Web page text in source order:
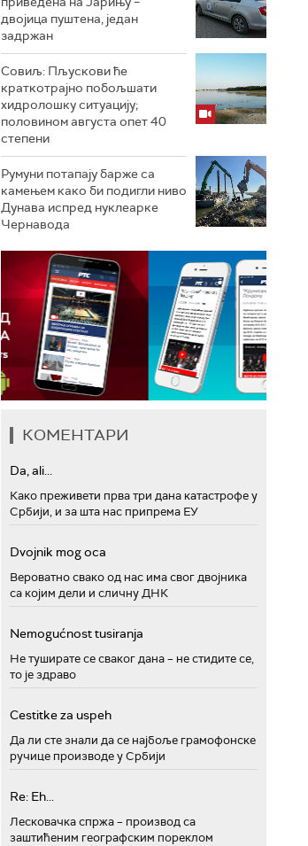
двојица пуштена, један
задржан
Совиљ: Пљускови ће
краткотрајно побољшати
хидролошку ситуацију;
половином августа опет 40
степени
Румуни потапају барже са
камењем како би подигли ниво
Дунава испред нуклеарке
Чернавода
КОМЕНТАРИ
Da, ali...
Како преживети прва три дана катастрофе у
Србији, и за шта нас припрема ЕУ
Dvojnik mog oca
Вероватно свако од нас има свог двојника
са којим дели и сличну ДНК
Nemogućnost tusiranja
Не туширате се сваког дана – не стидите се,
то је здраво
Cestitke za uspeh
Да ли сте знали да се најбоље грамофонске
ручице производе у Србији
Re: Eh...
Лесковачка спржа – производ са
заштићеним географским пореклом